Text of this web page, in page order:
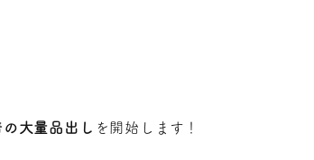
大量品出し を開始します！